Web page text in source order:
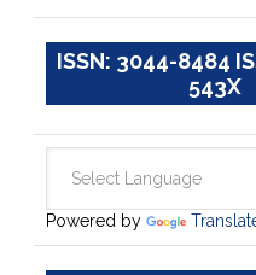
ISSN: 3044-8484
543X
Powered by